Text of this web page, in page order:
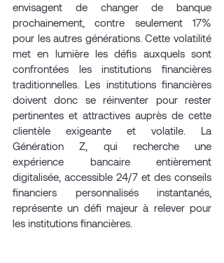
envisagent de changer de banque
prochainement, contre seulement 17%
pour les autres générations. Cette volatilité
met en lumière les défis auxquels sont
confrontées les institutions financières
traditionnelles. Les institutions financières
doivent donc se réinventer pour rester
pertinentes et attractives auprès de cette
clientèle exigeante et volatile. La
Génération Z, qui recherche une
expérience bancaire entièrement
digitalisée, accessible 24/7 et des conseils
financiers personnalisés instantanés,
représente un défi majeur à relever pour
les institutions financières.